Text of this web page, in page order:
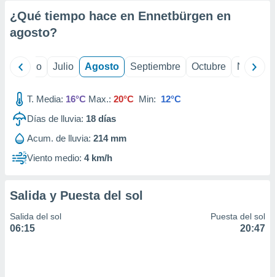
de¿Qué tiempo hace en Ennetbürgen en
agosto?
Junio Julio Agosto Septiembre Octubre
T. Media: 16°C Max.: 20°C Min: 12°C
Días de lluvia: 18 días
Acum. de lluvia: 214 mm
Viento medio: 4 km/h
Salida y Puesta del sol
Salida del sol
06:15
Puesta del sol
20:47